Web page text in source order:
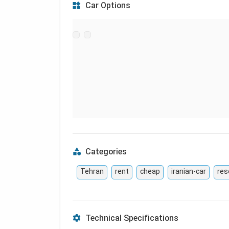
Car Options
Categories
Tehran rent cheap iranian-car
Technical Specifications